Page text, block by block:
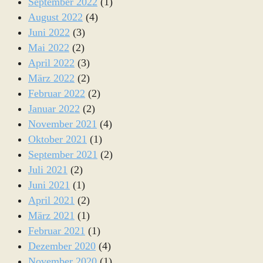
August 2022 (4)
Juni 2022 (3)
Mai 2022 (2)
April 2022 (3)
März 2022 (2)
Februar 2022 (2)
Januar 2022 (2)
November 2021 (4)
Oktober 2021 (1)
September 2021 (2)
Juli 2021 (2)
Juni 2021 (1)
April 2021 (2)
März 2021 (1)
Februar 2021 (1)
Dezember 2020 (4)